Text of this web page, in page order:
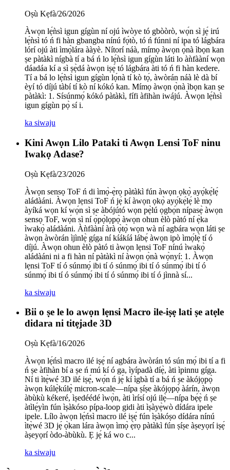
Oṣù Kẹfà/26/2026
Àwọn lẹ́ǹsì igun gígùn ní ojú ìwòye tó gbòòrò, wọ́n sì jẹ́ irú
lẹ́ǹsì tó ń fi hàn gbangba nínú fọ́tò, tó ń fúnni ní ipa tó lágbára
lórí ojú àti ìmọ̀lára ààyè. Nítorí náà, mímọ àwọn ọ̀nà ìbọn kan
ṣe pàtàkì nígbà tí a bá ń lo lẹ́ǹsì igun gígùn láti lo àǹfààní wọn
dáadáa kí a sì ṣẹ̀dá àwọn iṣẹ́ tó lágbára àti tó ń fi hàn kedere.
Tí a bá lo lẹ́ǹsì igun gígùn lọ́nà tí kò tọ́, àwòrán náà lè dà bí
èyí tó díjú tàbí tí kò ní kókó kan. Mímọ àwọn ọ̀nà ìbọn kan ṣe
pàtàkì: 1. Sísúnmọ́ kókó pàtàkì, fífi àfihàn iwájú. Àwọn lẹ́ǹsì
igun gígùn pọ̀ sí i.
ka siwaju
Kini Awọn Lilo Pataki ti Awọn Lensi ToF ninu
Iwakọ Adase?
Oṣù Kẹfà/23/2026
Àwọn sensọ ToF ń di ìmọ̀-ẹ̀rọ pàtàkì fún àwọn ọkọ̀ ayọ́kẹ́lẹ́
aládàáni. Àwọn lẹnsi ToF ń jẹ́ kí àwọn ọkọ̀ ayọ́kẹ́lẹ́ lè mọ
àyíká wọn kí wọ́n sì ṣe àbójútó wọn pẹ̀lú ọgbọ́n nípasẹ̀ àwọn
sensọ ToF, wọ́n sì ní ọ̀pọ̀lọpọ̀ àwọn ohun èlò pàtó ní ẹ̀ka
ìwakọ̀ aládàáni. Àǹfààní àrà ọ̀tọ̀ wọn wà ní agbára wọn láti ṣe
àwọn àwòrán ìjìnlẹ̀ gíga ní kíákíá lábẹ́ àwọn ipò ìmọ́lẹ̀ tí ó
díjú. Àwọn ohun èlò pàtó ti àwọn lẹnsi ToF nínú ìwakọ̀
aládàáni ni a fi hàn ní pàtàkì ní àwọn ọ̀nà wọ̀nyí: 1. Àwọn
lẹnsi ToF tí ó súnmọ́ ibi tí ó súnmọ́ ibi tí ó súnmọ́ ibi tí ó
súnmọ́ ibi tí ó súnmọ́ ibi tí ó súnmọ́ ibi tí ó jìnnà sí...
ka siwaju
Bii o ṣe le lo awọn lẹnsi Macro ile-iṣẹ lati ṣe atẹle
didara ni titẹjade 3D
Oṣù Kẹfà/16/2026
Àwọn lẹ́ńsì macro ilé iṣẹ́ ní agbára àwòrán tó sún mọ́ ibi tí a fi
ń ṣe àfihàn bí a ṣe ń mú kí ó ga, ìyípadà díẹ̀, àti ìpinnu gíga.
Ní ti ìtẹ̀wé 3D ilé iṣẹ́, wọ́n ń jẹ́ kí ìgbà tí a bá ń ṣe àkójọpọ̀
àwọn kúlẹ̀kúlẹ̀ micron-scale—nípa ṣíṣe àkójọpọ̀ àárín, àwọn
àbùkù kékeré, ìṣedéédé ìwọ̀n, àti ìrísí ojú ilẹ̀—nípa bẹ́ẹ̀ ń ṣe
àtìlẹ́yìn fún ìṣàkóso pípa-loop gidi àti ìṣàyẹ̀wò dídára ipele
ipele. Lílo àwọn lẹ́ńsì macro ilé iṣẹ́ fún ìṣàkóṣo dídára nínú
ìtẹ̀wé 3D jẹ́ ọ̀kan lára ​​àwọn ìmọ̀ ẹ̀rọ pàtàkì fún ṣíṣe àṣeyọrí iṣẹ́
àṣeyọrí òdo-àbùkù. Ẹ jẹ́ ká wo c...
ka siwaju